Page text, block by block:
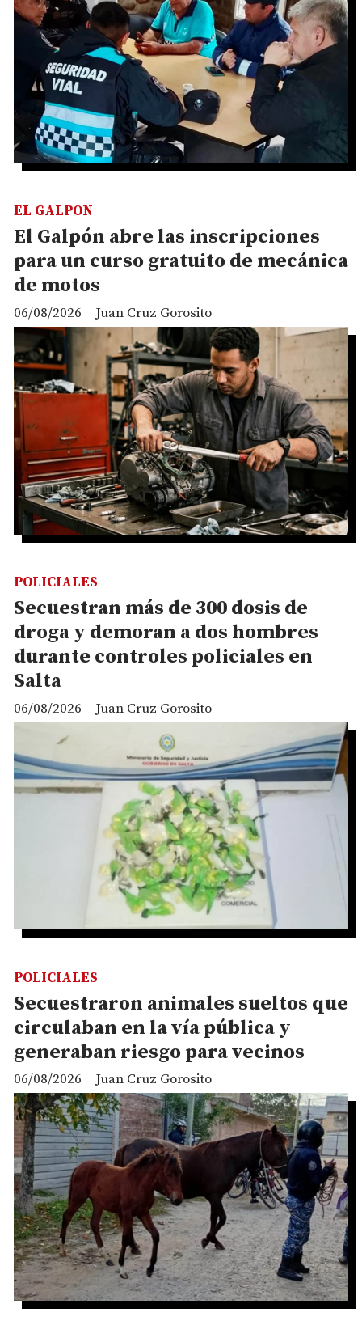
El Galpón abre las inscripciones
para un curso gratuito de mecánica
de motos
Juan Cruz Gorosito
EL GALPON
06/08/2026
Secuestran más de 300 dosis de
droga y demoran a dos hombres
durante controles policiales en
Salta
Juan Cruz Gorosito
POLICIALES
06/08/2026
Secuestraron animales sueltos que
circulaban en la vía pública y
generaban riesgo para vecinos
Juan Cruz Gorosito
POLICIALES
06/08/2026